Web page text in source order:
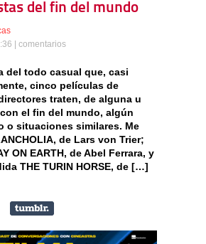
del fin del mundo
| comentarios
del todo casual que, casi
cinco películas de
traten, de alguna u
el fin del mundo, algún
o situaciones similares. Me
de Lars von Trier;
ON EARTH, de Abel Ferrara, y
THE TURIN HORSE, de […]